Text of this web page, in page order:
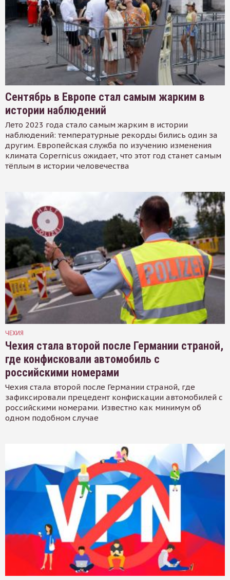
Сентябрь в Европе стал самым жарким в
истории наблюдений
Лето 2023 года стало самым жарким в истории
наблюдений: температурные рекорды бились один за
другим. Европейская служба по изучению изменения
климата Copernicus ожидает, что этот год станет самым
тёплым в истории человечества
ЧЕХИЯ
Чехия стала второй после Германии страной,
где конфисковали автомобиль с
российскими номерами
Чехия стала второй после Германии страной, где
зафиксировали прецедент конфискации автомобилей с
российскими номерами. Известно как минимум об
одном подобном случае